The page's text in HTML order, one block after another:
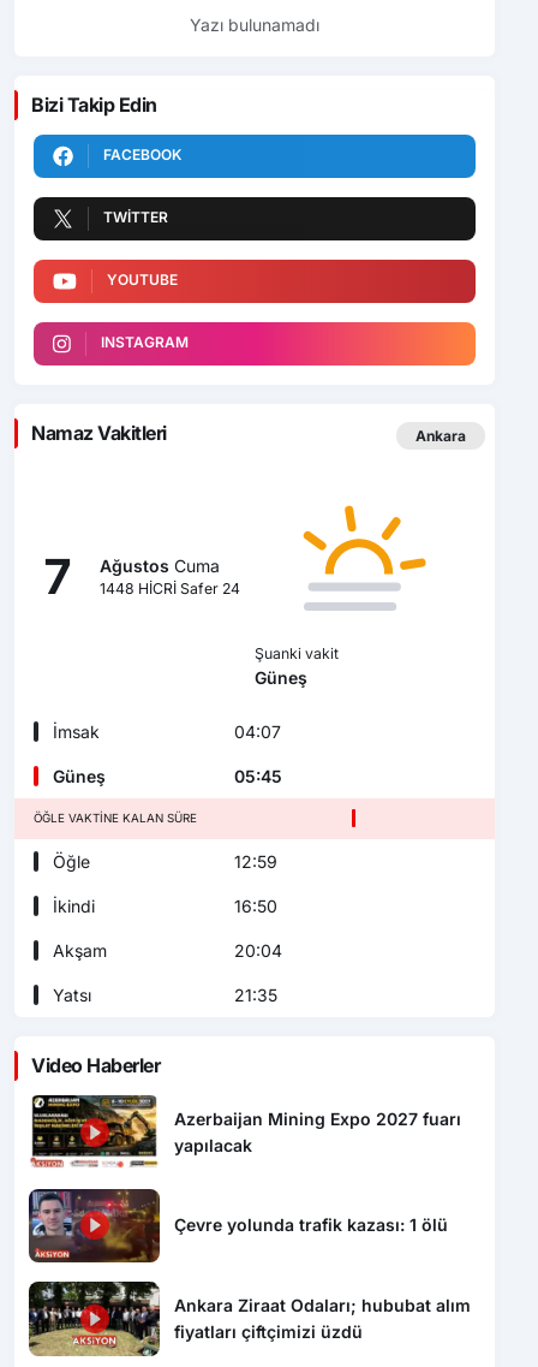
Yazı bulunamadı
Bizi Takip Edin
FACEBOOK
TWITTER
YOUTUBE
INSTAGRAM
Namaz Vakitleri Ankara
7 Ağustos Cuma
1448 HİCRİ Safer 24
Şuanki vakit
Güneş
İmsak 04:07
Güneş 05:45
ÖĞLE VAKTINE KALAN SÜRE
Öğle 12:59
İkindi 16:50
Akşam 20:04
Yatsı 21:35
Video Haberler
Azerbaijan Mining Expo 2027 fuarı
yapılacak
Çevre yolunda trafik kazası: 1 ölü
Ankara Ziraat Odaları; hububat alım
fiyatları çiftçimizi üzdü